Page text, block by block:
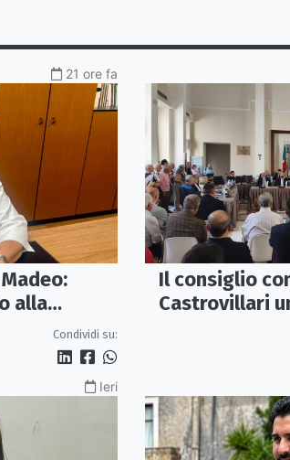
21 ore fa
alla
servono più
Condividi su:
Il consiglio
Castrovillari
Ieri